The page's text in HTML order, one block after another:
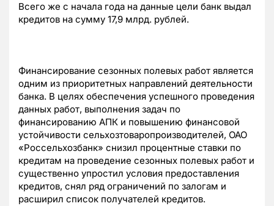
Всего же с начала года на данные цели банк выдал
кредитов на сумму 17,9 млрд. рублей.
Финансирование сезонных полевых работ является
одним из приоритетных направлений деятельности
банка. В целях обеспечения успешного проведения
данных работ, выполнения задач по
финансированию АПК и повышению финансовой
устойчивости сельхозтоваропроизводителей, ОАО
«Россельхозбанк» снизил процентные ставки по
кредитам на проведение сезонных полевых работ и
существенно упростил условия предоставления
кредитов, снял ряд ограничений по залогам и
расширил список получателей кредитов.